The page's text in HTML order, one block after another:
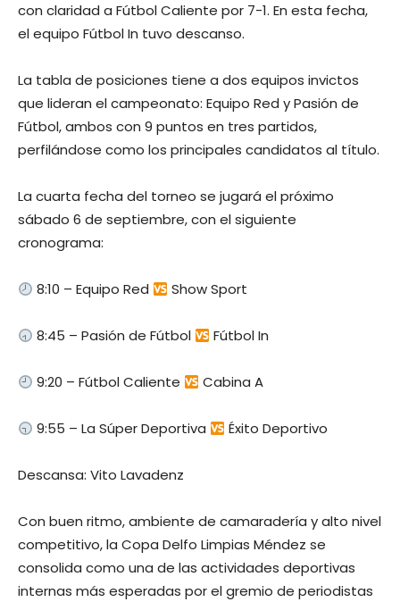
con claridad a Fútbol Caliente por 7-1. En esta fecha,
el equipo Fútbol In tuvo descanso.
La tabla de posiciones tiene a dos equipos invictos
que lideran el campeonato: Equipo Red y Pasión de
Fútbol, ambos con 9 puntos en tres partidos,
perfilándose como los principales candidatos al título.
La cuarta fecha del torneo se jugará el próximo
sábado 6 de septiembre, con el siguiente
cronograma:
8:10 – Equipo Red Show Sport
8:45 – Pasión de Fútbol Fútbol In
9:20 – Fútbol Caliente Cabina A
9:55 – La Súper Deportiva Éxito Deportivo
Descansa: Vito Lavadenz
Con buen ritmo, ambiente de camaradería y alto nivel
competitivo, la Copa Delfo Limpias Méndez se
consolida como una de las actividades deportivas
internas más esperadas por el gremio de periodistas